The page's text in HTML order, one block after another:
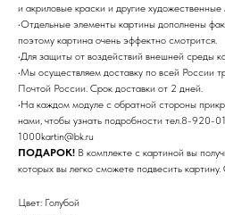
и акриловые краски и другие
•Отдельные элементы картины дополнены
поэтому картина очень эффектно смотрится.
•Для защиты от воздействий внешней среды
•Мы осуществляем доставку по всей России
Почтой России. Срок доставки от 2 дней.
•На каждом модуле с обратной стороны
нами, чтобы узнать подробности тел.8-920-
1000kartin@bk.ru
ПОДАРОК! В комплекте с картиной вы
которых вы легко сможете подвесить
Цвет: Голубой